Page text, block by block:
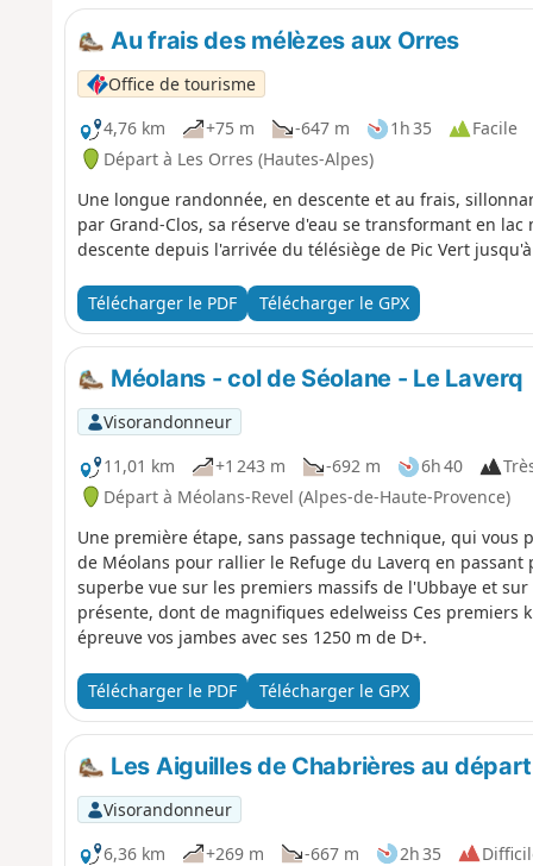
Au frais des mélèzes aux Orres
Office de tourisme
4,76 km
+75 m -647 m 1h 35
Facile
Départ à Les Orres (Hautes-Alpes)
Une longue randonnée, en descente et au frais,
par Grand-Clos, sa réserve d'eau se transformant en
descente depuis l'arrivée du télésiège de Pic Vert
Télécharger le PDF Télécharger le GPX
Méolans - col de Séolane - Le Laverq
Visorandonneur
11,01 km
+1 243 m -692 m 6h 40
Départ à Méolans-Revel (Alpes-de-Haute-Provence)
Une première étape, sans passage technique, qui
de Méolans pour rallier le Refuge du Laverq en passant
superbe vue sur les premiers massifs de l'Ubbaye et
présente, dont de magnifiques edelweiss Ces premiers
épreuve vos jambes avec ses 1250 m de D+.
Télécharger le PDF Télécharger le GPX
Les Aiguilles de Chabrières au
Visorandonneur
6,36 km
+269 m -667 m 2h 35